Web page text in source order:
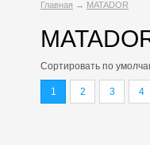
Главная → MATADOR
Сортировать по
1 2 3 4